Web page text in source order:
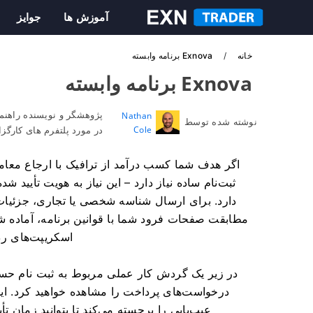
جوایز آموزش ها
خانه Exnova برنامه وابسته
Exnova برنامه وابسته
نوشته شده توسط
Nathan
Cole
پژوهشگر و نویسنده
در مورد پلتفرم های
ثبت‌نام ساده نیاز دارد – این نیاز به هویت تأیید
دارد. برای ارسال شناسه شخصی یا تجاری،
مطابقت صفحات فرود شما با قوانین برنامه،
اسکریپت‌های
در زیر یک گردش کار عملی مربوط به ثبت نام
درخواست‌های پرداخت را مشاهده خواهید کرد.
عیب‌یابی را برجسته می‌کند تا بتوانید